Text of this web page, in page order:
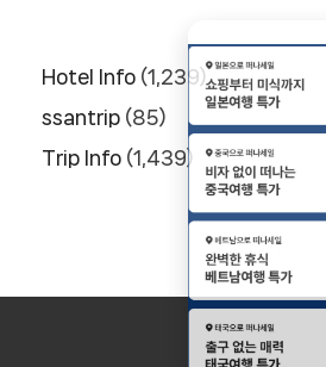
Hotel Info (1,239)
ssantrip (85)
Trip Info (1,439)